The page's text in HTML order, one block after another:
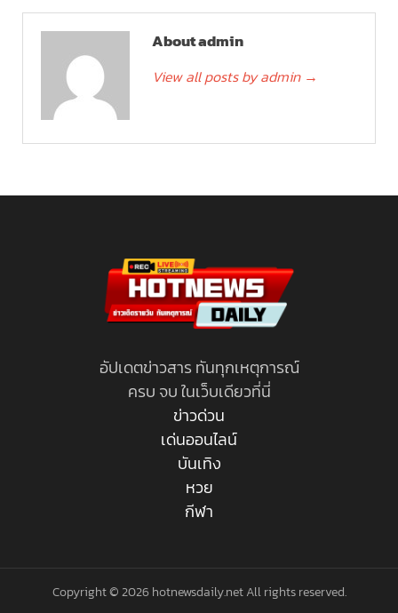
About admin
View all posts by admin →
อัปเดตข่าวสาร ทันทุกเหตุการณ์
ครบ จบ ในเว็บเดียวที่นี่
ข่าวด่วน
เด่นออนไลน์
บันเทิง
หวย
กีฬา
Copyright © 2026 hotnewsdaily.net All rights reserved.